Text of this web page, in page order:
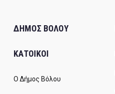
ΔΗΜΟΣ ΒΟΛΟΥ
ΚΑΤΟΙΚΟΙ
Ο Δήμος Βόλου